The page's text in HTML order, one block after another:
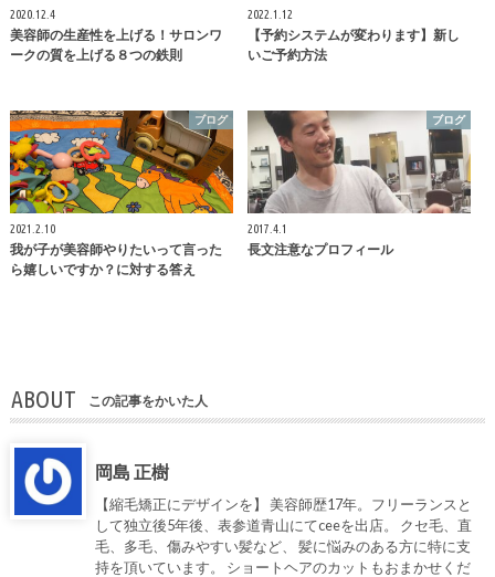
2020.12.4
美容師の生産性を上げる！サロンワ
ークの質を上げる８つの鉄則
2022.1.12
【予約システムが変わります】新し
いご予約方法
ブログ
2021.2.10
我が子が美容師やりたいって言った
ら嬉しいですか？に対する答え
ブログ
2017.4.1
長文注意なプロフィール
ABOUT この記事をかいた人
岡島 正樹
【縮毛矯正にデザインを】 美容師歴17年。フリーランスと
して独立後5年後、表参道青山にてceeを出店。 クセ毛、直
毛、多毛、傷みやすい髪など、 髪に悩みのある方に特に支
持を頂いています。 ショートヘアのカットもおまかせくだ